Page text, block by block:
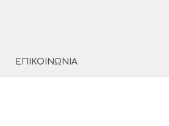
ΕΠΙΚΟΙΝΩΝΙΑ